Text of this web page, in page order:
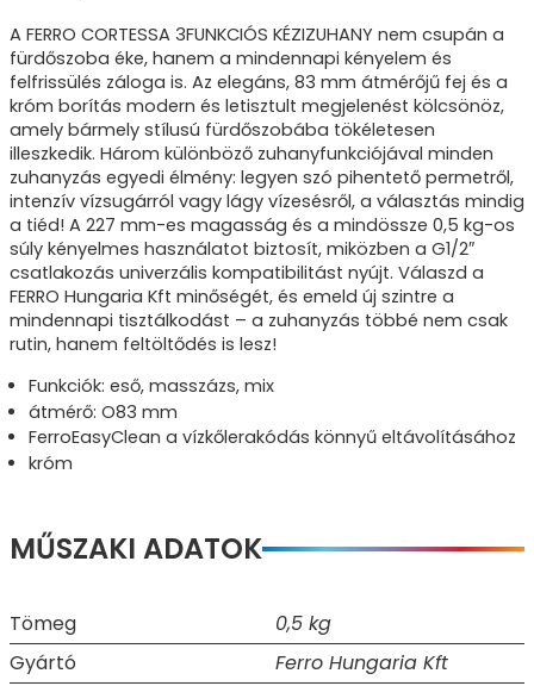
A FERRO CORTESSA 3FUNKCIÓS KÉZIZUHANY nem csupán a
fürdőszoba éke, hanem a mindennapi kényelem és
felfrissülés záloga is. Az elegáns, 83 mm átmérőjű fej és a
króm borítás modern és letisztult megjelenést kölcsönöz,
amely bármely stílusú fürdőszobába tökéletesen
illeszkedik. Három különböző zuhanyfunkciójával minden
zuhanyzás egyedi élmény: legyen szó pihentető permetről,
intenzív vízsugárról vagy lágy vízesésről, a választás mindig
a tiéd! A 227 mm-es magasság és a mindössze 0,5 kg-os
súly kényelmes használatot biztosít, miközben a G1/2″
csatlakozás univerzális kompatibilitást nyújt. Válaszd a
FERRO Hungaria Kft minőségét, és emeld új szintre a
mindennapi tisztálkodást – a zuhanyzás többé nem csak
rutin, hanem feltöltődés is lesz!
Funkciók: eső, masszázs, mix
átmérő: O83 mm
FerroEasyClean a vízkőlerakódás könnyű eltávolításához
króm
MŰSZAKI ADATOK
Tömeg
0,5 kg
Gyártó
Ferro Hungaria Kft